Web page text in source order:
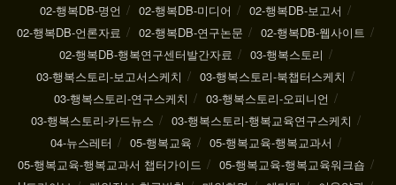
02-행복DB-명언
02-행복DB-미디어
02-행복DB-보고서
02-행복DB-언론자료
02-행복DB-연구논문
02-행복DB-웹사이트
02-행복DB-행복연구센터발간자료
03-행복스토리
03-행복스토리-보고서스케치
03-행복스토리-북챕터스케치
03-행복스토리-연구스케치
03-행복스토리-오피니언
03-행복스토리-카드뉴스
03-행복스토리-행복교육연구스케치
04-뉴스레터
05-행복교육
05-행복교육-행복교과서
05-행복교육-행복교과서 챕터가이드
05-행복교육-행복교육워크숍